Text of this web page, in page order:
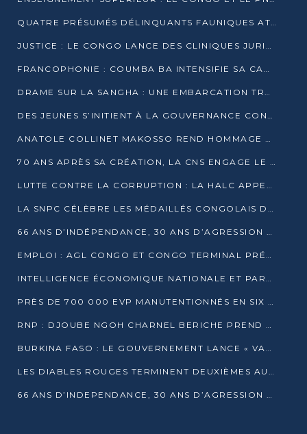
QUATRE PRÉSUMÉS DÉLINQUANTS FAUNIQUES ATTENDUS DEVANT LA JUSTICE POUR TRAFIC D’IVOIRE
JUSTICE : LE CONGO LANCE DES CLINIQUES JURIDIQUES POUR RAPPROCHER LE DROIT DES CITOYENS
FRANCOPHONIE : COUMBA BA INTENSIFIE SA CAMPAGNE POUR LA SUCCESSION À LA TÊTE DE L’OIF
DRAME SUR LA SANGHA : UNE EMBARCATION TRANSPORTANT DES FIDÈLES DE « NZAMBÉ YA L’HUILE » FAIT NAUFRAGE À OUESSO
DES JEUNES S’INITIENT À LA GOUVERNANCE CONTINENTALE À BRAZZAVILLE
ANATOLE COLLINET MAKOSSO REND HOMMAGE À JEAN-PAUL PIGASSE
70 ANS APRÈS SA CRÉATION, LA CNS ENGAGE LE VIRAGE DE LA DIGITALISATION
LUTTE CONTRE LA CORRUPTION : LA HALC APPELLE À PASSER DES DISCOURS AUX ACTES
LA SNPC CÉLÈBRE LES MÉDAILLÉS CONGOLAIS DES OLYMPIADES PANAFRICAINES DE MATHÉMATIQUES 2026
66 ANS D’INDÉPENDANCE, 30 ANS D’AGRESSION RWANDAISE : 4 PRÉSIDENCES, UN ÉCHEC COLLECTIF
EMPLOI : AGL CONGO ET CONGO TERMINAL PRÉSÉLECTIONNENT PLUS DE 70 JEUNES À POINTE-NOIRE
INTELLIGENCE ÉCONOMIQUE NATIONALE ET PARTENARIATS INTERNATIONAUX : VERS UNE DOCTRINE SOUVERAINE DE SÉCURITÉ ÉCONOMIQUE
PRÈS DE 700 000 EVP MANUTENTIONNÉS EN SIX MOIS PAR CONGO TERMINAL
RNP : DJOUBE NGOH CHARNEL BERICHE PREND LES RÊNES DU PARTI
BURKINA FASO : LE GOUVERNEMENT LANCE « VACANCES UTILES 2026 » POUR FORMER LES ÉLÈVES À 15 MÉTIERS
LES DIABLES ROUGES TERMINENT DEUXIÈMES AU CHAMPIONNAT D’AFRIQUE ZONE 3
66 ANS D’INDEPENDANCE, 30 ANS D’AGRESSION RWAN DAISE : 4 PRESIDENCES, UN ECHEC COLLECTIF